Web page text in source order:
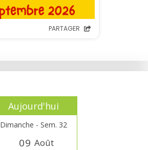
Aujourd'hui
Dimanche - Sem. 32
09 Août